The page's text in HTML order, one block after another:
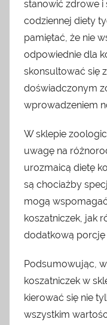
stanowić zdrowe i
codziennej diety
pamiętać, że nie
odpowiednie dla
skonsultować się
doświadczonym
wprowadzeniem
W sklepie
uwagę na
urozmaicą dietę
są chociażby
mogą
koszatniczek, jak
dodatkową porcję
Podsumowując,
koszatniczek w
kierować się nie
wszystkim